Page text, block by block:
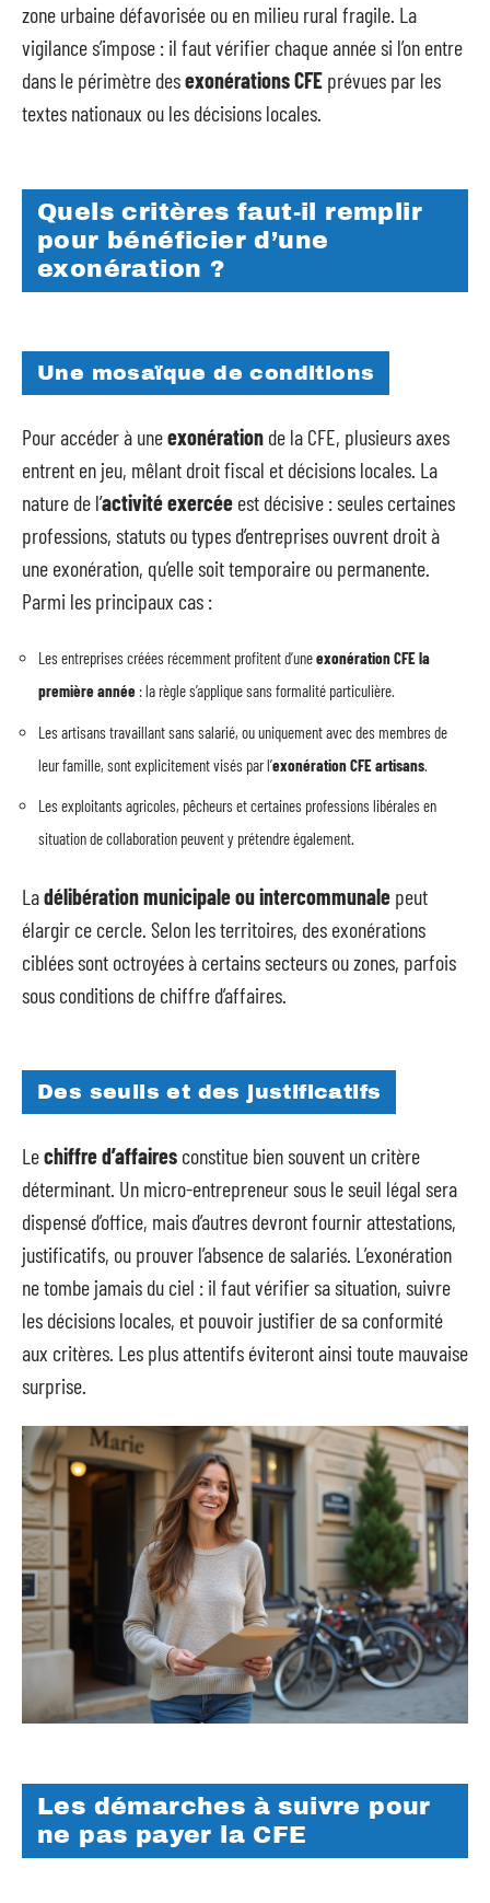
zone urbaine défavorisée ou en milieu rural fragile. La
vigilance s’impose : il faut vérifier chaque année si l’on entre
dans le périmètre desexonérations CFE prévues par les
textes nationaux ou les décisions locales.
Quels critères faut-il remplir
pour bénéficier d’une
exonération ?
Une mosaïque de conditions
Pour accéder à uneexonération de la CFE, plusieurs axes
entrent en jeu, mêlant droit fiscal et décisions locales. La
nature de l’activité exercée est décisive : seules certaines
professions, statuts ou types d’entreprises ouvrent droit à
une exonération, qu’elle soit temporaire ou permanente.
Parmi les principaux cas :
Les entreprises créées récemment profitent d’uneexonération CFE la
première année : la règle s’applique sans formalité particulière.
Les artisans travaillant sans salarié, ou uniquement avec des membres de
leur famille, sont explicitement visés par l’exonération CFE artisans
Les exploitants agricoles, pêcheurs et certaines professions libérales en
situation de collaboration peuvent y prétendre également.
Ladélibération municipale ou intercommunale peut
élargir ce cercle. Selon les territoires, des exonérations
ciblées sont octroyées à certains secteurs ou zones, parfois
sous conditions de chiffre d’affaires.
Des seuils et des justificatifs
Lechiffre d’affaires constitue bien souvent un critère
déterminant. Un micro-entrepreneur sous le seuil légal sera
dispensé d’office, mais d’autres devront fournir attestations,
justificatifs, ou prouver l’absence de salariés. L’exonération
ne tombe jamais du ciel : il faut vérifier sa situation, suivre
les décisions locales, et pouvoir justifier de sa conformité
aux critères. Les plus attentifs éviteront ainsi toute mauvaise
surprise.
Les démarches à suivre pour
ne pas payer la CFE